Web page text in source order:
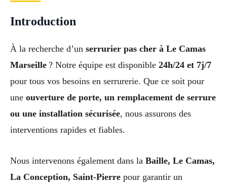
Introduction
À la recherche d’un serrurier pas cher à Le Camas
Marseille ? Notre équipe est disponible 24h/24 et 7j/7
pour tous vos besoins en serrurerie. Que ce soit pour
une ouverture de porte, un remplacement de serrure
ou une installation sécurisée, nous assurons des
interventions rapides et fiables.
Nous intervenons également dans la Baille, Le Camas,
La Conception, Saint-Pierre pour garantir un